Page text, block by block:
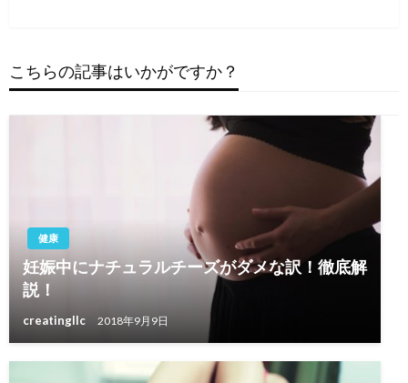
ー
シ
ョ
こちらの記事はいかがですか？
健康
妊娠中にナチュラルチーズがダメな訳！徹底解
説！
creatingllc 2018年9月9日